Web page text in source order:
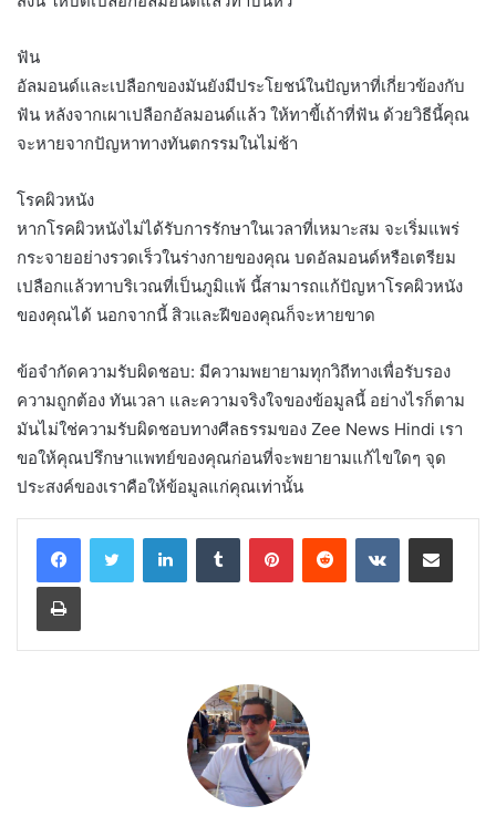
ฟัน
อัลมอนด์และเปลือกของมันยังมีประโยชน์ในปัญหาที่เกี่ยวข้องกับ
ฟัน หลังจากเผาเปลือกอัลมอนด์แล้ว ให้ทาขี้เถ้าที่ฟัน ด้วยวิธีนี้คุณ
จะหายจากปัญหาทางทันตกรรมในไม่ช้า
โรคผิวหนัง
หากโรคผิวหนังไม่ได้รับการรักษาในเวลาที่เหมาะสม จะเริ่มแพร่
กระจายอย่างรวดเร็วในร่างกายของคุณ บดอัลมอนด์หรือเตรียม
เปลือกแล้วทาบริเวณที่เป็นภูมิแพ้ นี้สามารถแก้ปัญหาโรคผิวหนัง
ของคุณได้ นอกจากนี้ สิวและฝีของคุณก็จะหายขาด
ข้อจำกัดความรับผิดชอบ: มีความพยายามทุกวิถีทางเพื่อรับรอง
ความถูกต้อง ทันเวลา และความจริงใจของข้อมูลนี้ อย่างไรก็ตาม
มันไม่ใช่ความรับผิดชอบทางศีลธรรมของ Zee News Hindi เรา
ขอให้คุณปรึกษาแพทย์ของคุณก่อนที่จะพยายามแก้ไขใดๆ จุด
ประสงค์ของเราคือให้ข้อมูลแก่คุณเท่านั้น
LinkedInTumblr PinterestReddit VKontakteShare via Email
Print